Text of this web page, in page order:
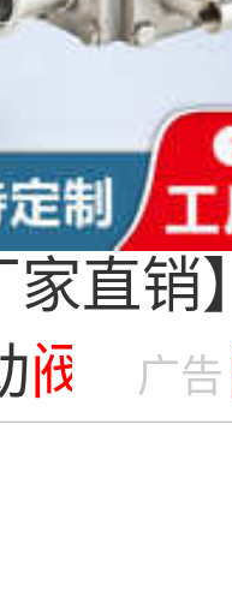
直销
阀 ,碳钢
广告